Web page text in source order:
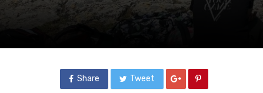
Share Tweet